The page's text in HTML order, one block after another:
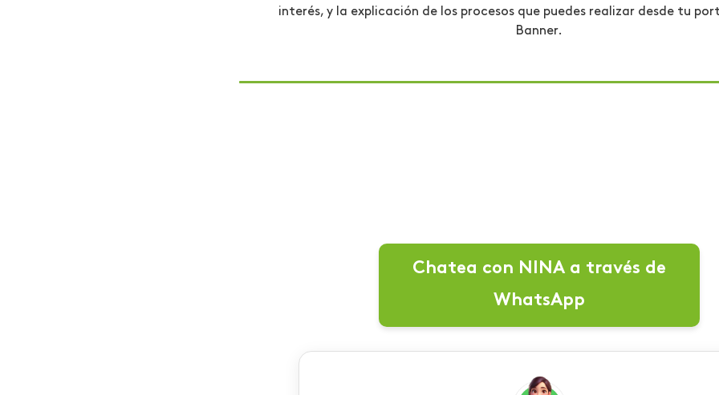
interés, y la explicación de los procesos que puedes realizar desde tu
Banner.
Chatea con NINA a través de
WhatsApp